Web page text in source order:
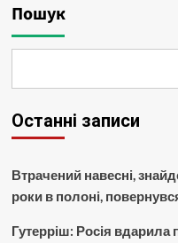
Пошук
Останні записи
Втрачений навесні,
роки в полоні,
Гутерріш: Росія вдарила